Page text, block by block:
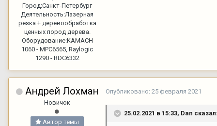
Город:Санкт-Петербург
Деятельность:Лазерная
резка + деревообработка
ценных пород дерева.
Оборудование:KAMACH
1060 - MPC6565, Raylogic
1290 - RDC6332
Андрей Лохман
Новичок
Автор темы
Опубликовано: 25 февраля 2021
25.02.2021 в 15:33, Dan сказал: